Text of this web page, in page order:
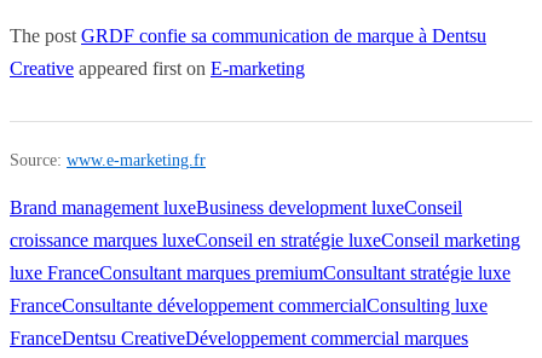
The post GRDF confie sa communication de marque à Dentsu
Creative appeared first on E-marketing
Source: www.e-marketing.fr
Brand management luxeBusiness development luxeConseil
croissance marques luxeConseil en stratégie luxeConseil marketing
luxe FranceConsultant marques premiumConsultant stratégie luxe
FranceConsultante développement commercialConsulting luxe
FranceDentsu CreativeDéveloppement commercial marques